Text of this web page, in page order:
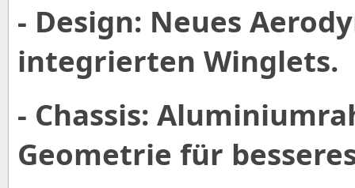
- Design: Neues
integrierten Winglets.
- Chassis:
Geometrie für